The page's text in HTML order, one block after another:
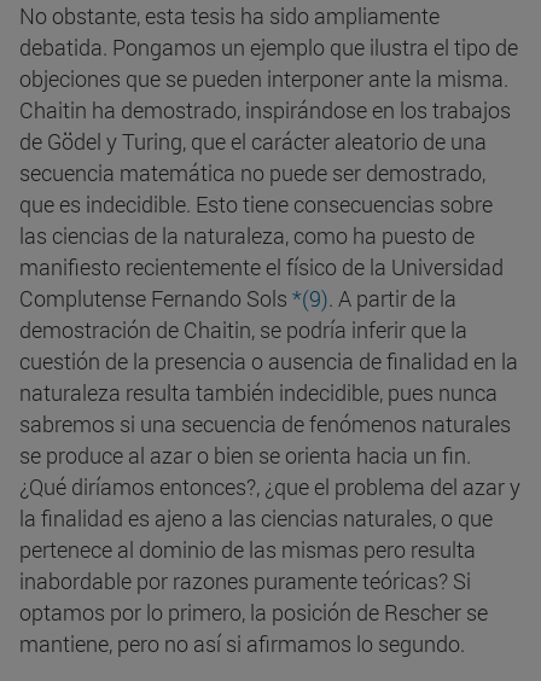
No obstante, esta tesis ha sido ampliamente
debatida. Pongamos un ejemplo que ilustra el tipo de
objeciones que se pueden interponer ante la misma.
Chaitin ha demostrado, inspirándose en los trabajos
de Gödel y Turing, que el carácter aleatorio de una
secuencia matemática no puede ser demostrado,
que es indecidible. Esto tiene consecuencias sobre
las ciencias de la naturaleza, como ha puesto de
manifiesto recientemente el físico de la Universidad
Complutense Fernando Sols *(9). A partir de la
demostración de Chaitin, se podría inferir que la
cuestión de la presencia o ausencia de finalidad en la
naturaleza resulta también indecidible, pues nunca
sabremos si una secuencia de fenómenos naturales
se produce al azar o bien se orienta hacia un fin.
¿Qué diríamos entonces?, ¿que el problema del azar y
la finalidad es ajeno a las ciencias naturales, o que
pertenece al dominio de las mismas pero resulta
inabordable por razones puramente teóricas? Si
optamos por lo primero, la posición de Rescher se
mantiene, pero no así si afirmamos lo segundo.